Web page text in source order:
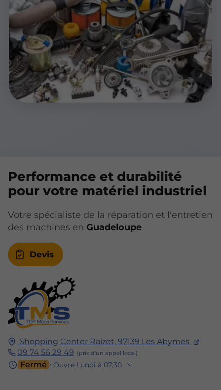
Shopping Center Raizet, 97139 Les Abymes
09 74 56 29 49
Fermé ⋅ Ouvre Lundi à 07:30
Performance et durabilité
pour votre matériel industriel
Votre spécialiste de la réparation et l'entretien
des machines en Guadeloupe
Devis